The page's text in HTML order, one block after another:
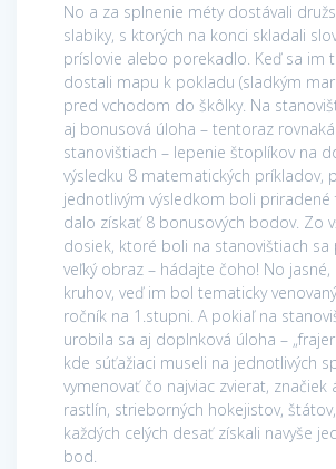
No a za splnenie méty dostávali
slabiky, s ktorých na konci skladali
príslovie alebo porekadlo. Keď sa im
dostali mapu k pokladu (sladkým
pred vchodom do škôlky. Na
aj bonusová úloha – tentoraz
stanovištiach – lepenie štoplíkov na
výsledku 8 matematických príkladov,
jednotlivým výsledkom boli priradené
dalo získať 8 bonusových bodov. Zo
dosiek, ktoré boli na stanovištiach
veľký obraz – hádajte čoho! No jasné,
kruhov, veď im bol tematicky
ročník na 1.stupni. A pokiaľ na
urobila sa aj doplnková úloha – „frajer
kde súťažiaci museli na jednotlivých
vymenovať čo najviac zvierat, značiek
rastlín, strieborných hokejistov,
každých celých desať získali navyše
bod.